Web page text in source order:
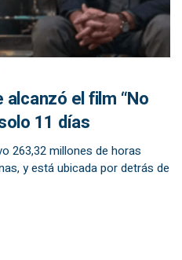
el film “No
11 días
263,32 millones de horas
y está ubicada por detrás de